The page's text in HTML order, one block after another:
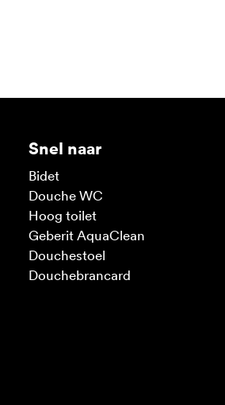
Snel naar
Bidet
Douche WC
Hoog toilet
Geberit AquaClean
Douchestoel
Douchebrancard